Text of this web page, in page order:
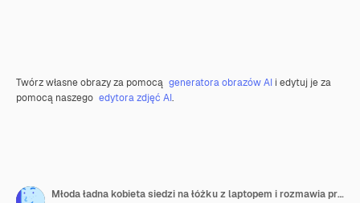
Twórz własne obrazy za pomocą generatora obrazów AI i edytuj je za
pomocą naszego edytora zdjęć AI.
Młoda ładna kobieta siedzi na łóżku z laptopem i rozmawia przez telefon z notatnikiem